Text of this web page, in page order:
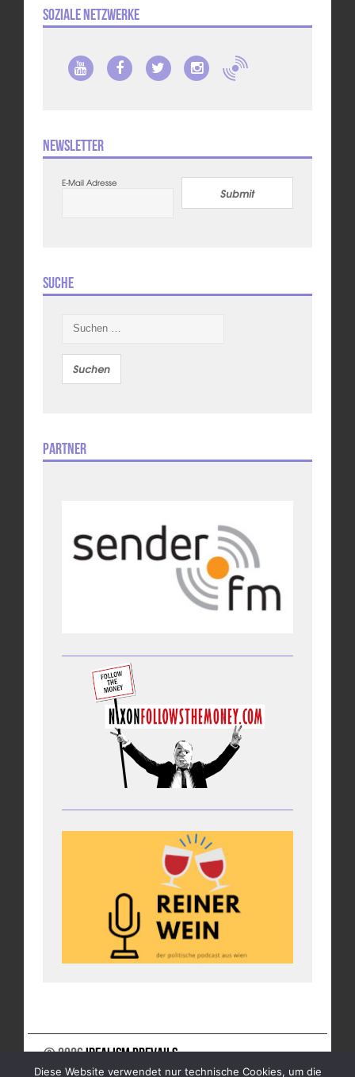
Soziale Netzwerke
Newsletter
E-Mail Adresse
Submit
Suche
nach:
Partner
© 2026Idealism Prevails
Diese Website verwendet nur technische Cookies, um die